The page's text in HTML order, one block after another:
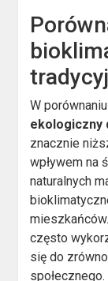
W
ekologiczny
znacznie
wpływem na
naturalnych
często
się do
społecznego.